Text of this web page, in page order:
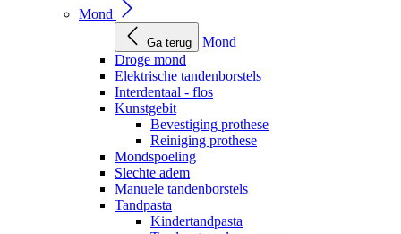
Mond
Ga terug
Mond
Droge mond
Elektrische tandenborstels
Interdentaal - flos
Kunstgebit
Bevestiging prothese
Reiniging prothese
Mondspoeling
Slechte adem
Manuele tandenborstels
Tandpasta
Kindertandpasta